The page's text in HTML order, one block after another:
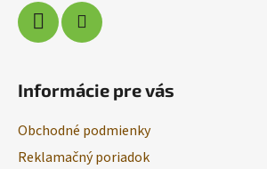
Informácie pre vás
Obchodné podmienky
Reklamačný poriadok